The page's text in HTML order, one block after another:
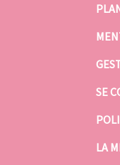
SE
LA